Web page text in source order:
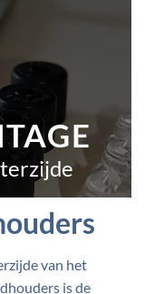
van het
is de